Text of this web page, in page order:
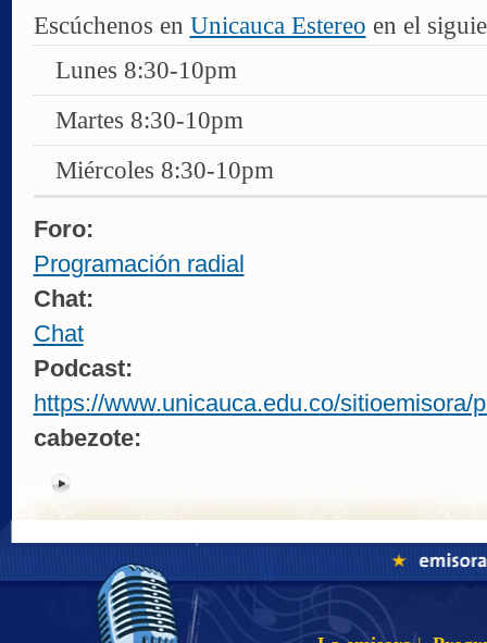
Escúchenos en Unicauca Estereo en el
Lunes 8:30-10pm
Martes 8:30-10pm
Miércoles 8:30-10pm
Foro:
Programación radial
Chat:
Chat
Podcast:
https://www.unicauca.edu.co/sitioemisora/
cabezote: